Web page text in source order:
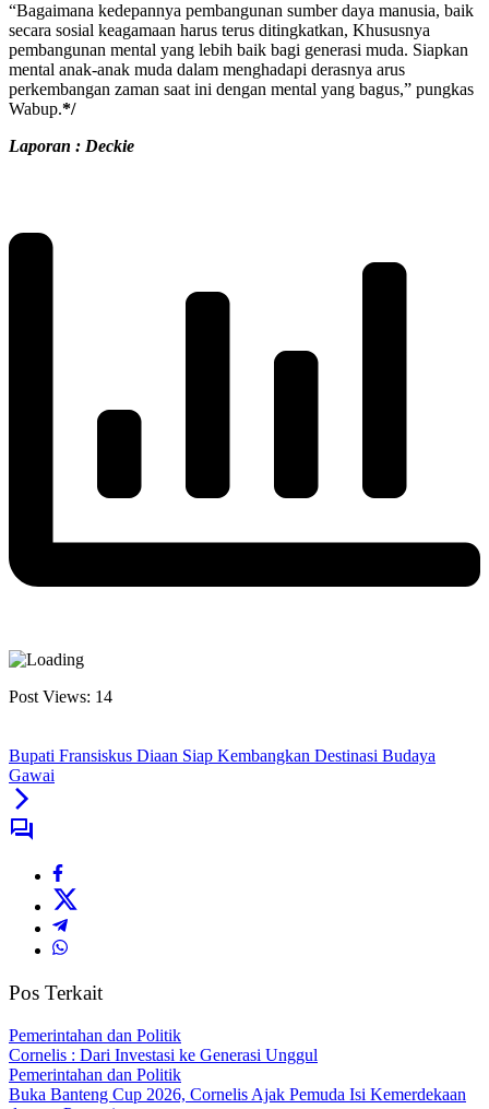
“Bagaimana kedepannya pembangunan sumber daya manusia, baik
secara sosial keagamaan harus terus ditingkatkan, Khususnya
pembangunan mental yang lebih baik bagi generasi muda. Siapkan
mental anak-anak muda dalam menghadapi derasnya arus
perkembangan zaman saat ini dengan mental yang bagus,” pungkas
Wabup.*/
Laporan : Deckie
Post Views: 14
Bupati Fransiskus Diaan Siap Kembangkan Destinasi Budaya
Gawai
Pos Terkait
Pemerintahan dan Politik
Cornelis : Dari Investasi ke Generasi Unggul
Pemerintahan dan Politik
Buka Banteng Cup 2026, Cornelis Ajak Pemuda Isi Kemerdekaan